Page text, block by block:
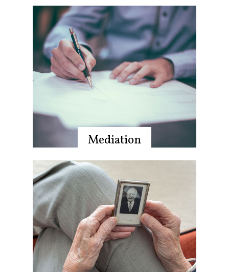
Mediation